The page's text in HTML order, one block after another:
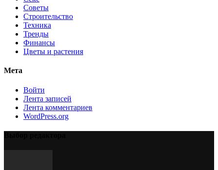
Советы
Строительство
Техника
Тренды
Финансы
Цветы и растения
Мета
Войти
Лента записей
Лента комментариев
WordPress.org